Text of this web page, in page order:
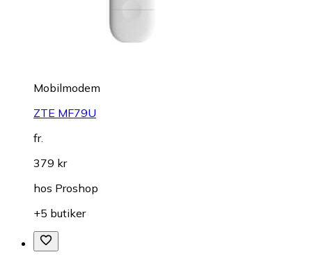
Mobilmodem
ZTE MF79U
fr.
379 kr
hos Proshop
+5 butiker